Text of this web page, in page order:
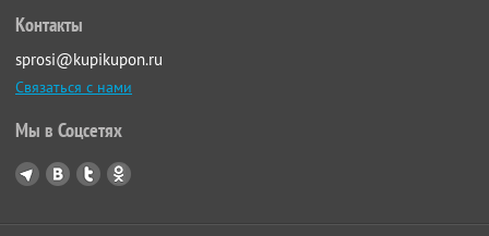
Контакты
sprosi@kupikupon.ru
Связаться с нами
Мы в Соцсетях